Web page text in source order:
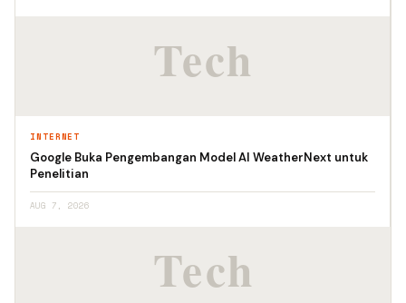
INTERNET
Google Buka Pengembangan Model AI WeatherNext untuk
Penelitian
AUG 7, 2026